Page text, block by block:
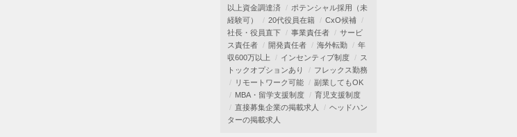
以上資金調達済
ポテンシャル採用（未
経験可）
20代役員在籍
CxO候補
社長・役員直下
事業責任者
サービ
ス責任者
開発責任者 海外転勤
年
収600万以上
インセンティブ制度
ス
トックオプションあり
フレックス勤務
リモートワーク可能
副業してもOK
MBA・留学支援制度
育児支援制度
直接募集企業の掲載求人
ヘッドハン
ターの掲載求人